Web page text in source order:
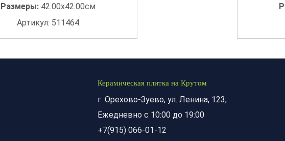
Размеры: 42.00x42.00см
Артикул: 511464
Керамическая плитка на Крутом
г. Орехово-Зуево, ул. Ленина, 123;
Ежедневно с 10:00 до 19:00
+7(915) 066-01-12